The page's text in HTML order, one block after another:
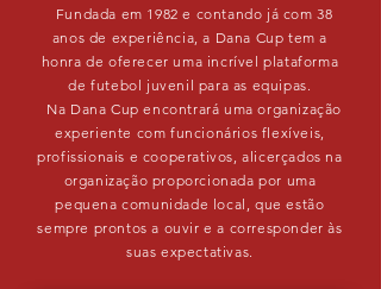
Fundada em 1982 e contando já com 38
anos de experiência, a Dana Cup tem a
honra de oferecer uma incrível plataforma
de futebol juvenil para as equipas.
Na Dana Cup encontrará uma organização
experiente com funcionários flexíveis,
profissionais e cooperativos, alicerçados na
organização proporcionada por uma
pequena comunidade local, que estão
sempre prontos a ouvir e a corresponder às
suas expectativas.